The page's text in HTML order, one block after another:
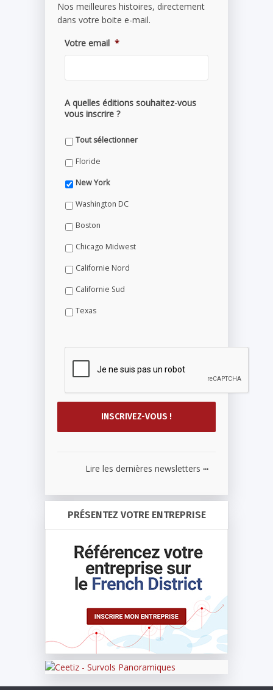
Nos meilleures histoires, directement
dans votre boite e-mail.
Votre email *
A quelles éditions souhaitez-vous
vous inscrire ?
Tout sélectionner
Floride
New York
Washington DC
Boston
Chicago Midwest
Californie Nord
Californie Sud
Texas
Lire les dernières newsletters ...
PRÉSENTEZ VOTRE ENTREPRISE